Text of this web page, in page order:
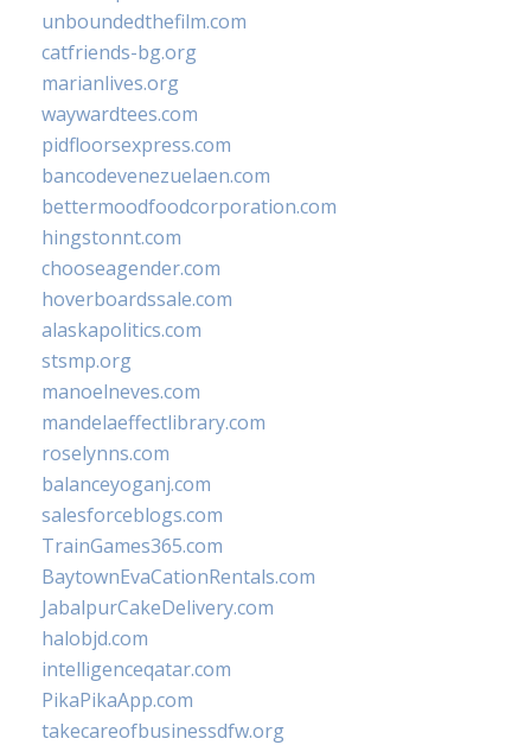
unboundedthefilm.com
catfriends-bg.org
marianlives.org
waywardtees.com
pidfloorsexpress.com
bancodevenezuelaen.com
bettermoodfoodcorporation.com
hingstonnt.com
chooseagender.com
hoverboardssale.com
alaskapolitics.com
stsmp.org
manoelneves.com
mandelaeffectlibrary.com
roselynns.com
balanceyoganj.com
salesforceblogs.com
TrainGames365.com
BaytownEvaCationRentals.com
JabalpurCakeDelivery.com
halobjd.com
intelligenceqatar.com
PikaPikaApp.com
takecareofbusinessdfw.org